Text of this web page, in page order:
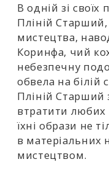
В одній зі
Пліній
мистецтва,
Коринфа, чий
небезпечну
обвела на білій
Пліній Старший
втратити любих
їхні образи не
в матеріальних
мистецтвом.